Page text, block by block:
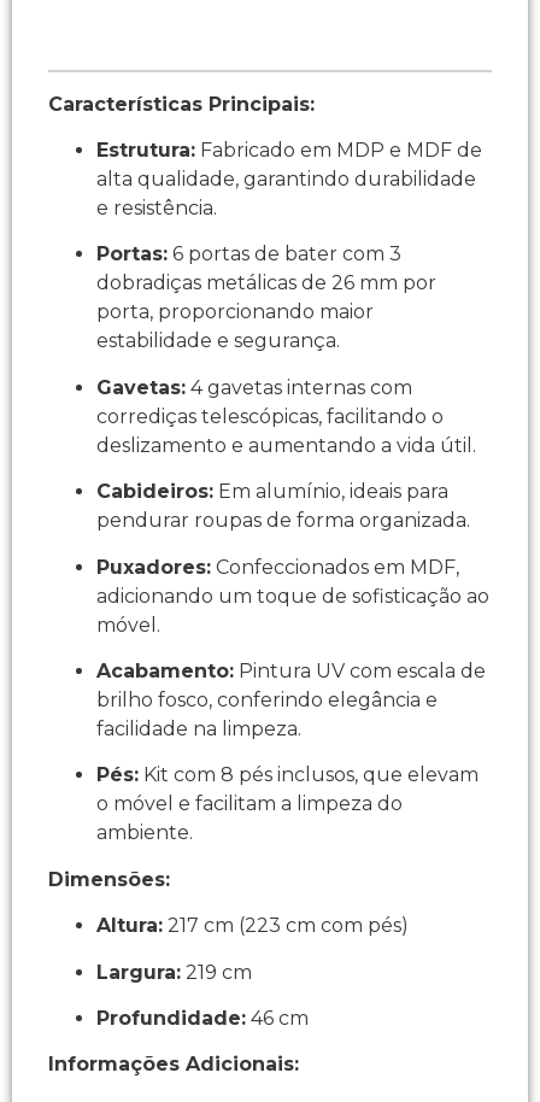
Características Principais:
Estrutura: Fabricado em MDP e MDF de
alta qualidade, garantindo durabilidade
e resistência.
Portas: 6 portas de bater com 3
dobradiças metálicas de 26 mm por
porta, proporcionando maior
estabilidade e segurança.
Gavetas: 4 gavetas internas com
corrediças telescópicas, facilitando o
deslizamento e aumentando a vida útil.
Cabideiros: Em alumínio, ideais para
pendurar roupas de forma organizada.
Puxadores: Confeccionados em MDF,
adicionando um toque de sofisticação ao
móvel.
Acabamento: Pintura UV com escala de
brilho fosco, conferindo elegância e
facilidade na limpeza.
Pés: Kit com 8 pés inclusos, que elevam
o móvel e facilitam a limpeza do
ambiente.
Dimensões:
Altura: 217 cm (223 cm com pés)
Largura: 219 cm
Profundidade: 46 cm
Informações Adicionais: